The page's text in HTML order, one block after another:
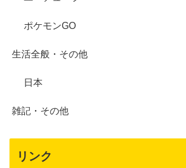
ポケモンGO
生活全般・その他
日本
雑記・その他
リンク